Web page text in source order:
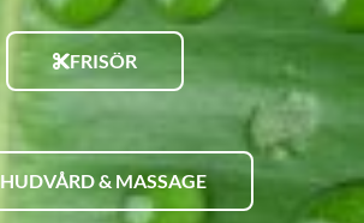
FRISÖR
HUDVÅRD & MASSAGE